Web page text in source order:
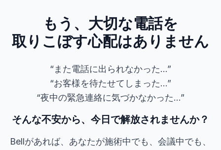
もう、大切な電話を
取りこぼす心配はありません
“また電話に出られなかった...”
“お客様を待たせてしまった...”
“夜中の緊急連絡に気づかなかった...”
そんな不安から、今日で解放されませんか？
Bellがあれば、あなたが施術中でも、会議中でも、